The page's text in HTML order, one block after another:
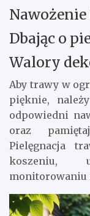
Dbając o
Walory
Aby trawy w
pięknie,
odpowiedni
oraz
Pielęgnacja
koszeniu,
monitorowaniu